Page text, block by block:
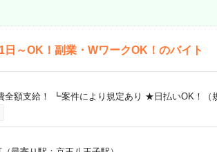
日～OK！副業・WワークOK！のバイト
全額支給！ ┗案件により規定あり ★日払いOK！（